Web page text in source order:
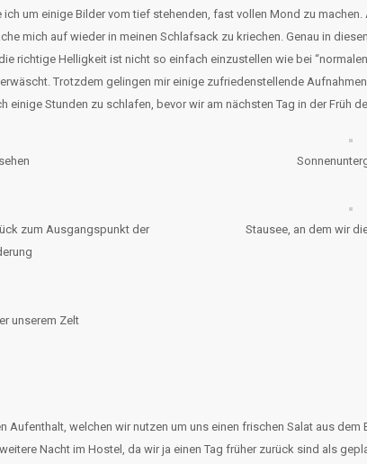
um einige Bilder vom tief stehenden, fast vollen Mond zu
mich auf wieder in meinen Schlafsack zu kriechen. Genau in
richtige Helligkeit ist nicht so einfach einzustellen wie bei
Trotzdem gelingen mir einige zufriedenstellende
Stunden zu schlafen, bevor wir am nächsten Tag in der Früh
zum Ausgangspunkt der
Stausee, an dem wir
unserem Zelt
welchen wir nutzen um uns einen frischen Salat aus dem
Nacht im Hostel, da wir ja einen Tag früher zurück sind als